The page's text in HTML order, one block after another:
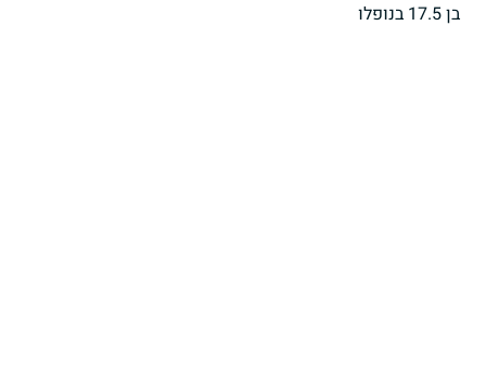
בן 17.5 בנופלו